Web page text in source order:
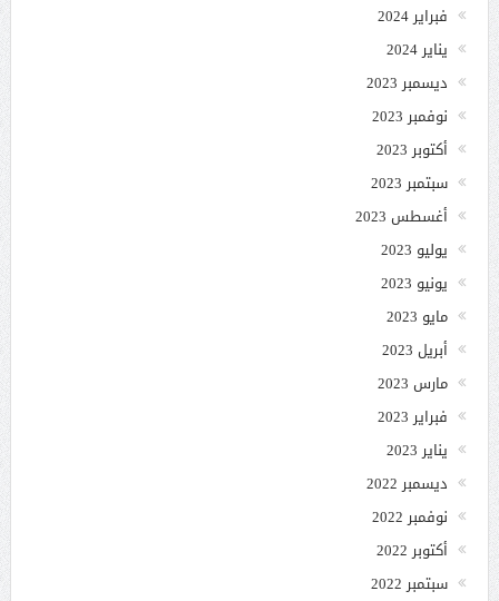
فبراير 2024
يناير 2024
ديسمبر 2023
نوفمبر 2023
أكتوبر 2023
سبتمبر 2023
أغسطس 2023
يوليو 2023
يونيو 2023
مايو 2023
أبريل 2023
مارس 2023
فبراير 2023
يناير 2023
ديسمبر 2022
نوفمبر 2022
أكتوبر 2022
سبتمبر 2022